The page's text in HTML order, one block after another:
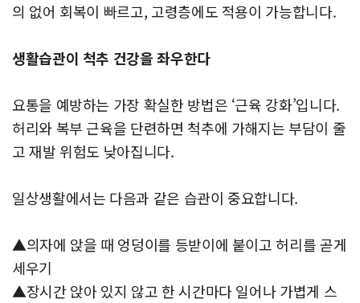
의 없어 회복이 빠르고, 고령층에도 적용이 가능합니다.
생활습관이 척추 건강을 좌우한다
요통을 예방하는 가장 확실한 방법은 ‘근육 강화’입니다.
허리와 복부 근육을 단련하면 척추에 가해지는 부담이 줄
고 재발 위험도 낮아집니다.
일상생활에서는 다음과 같은 습관이 중요합니다.
▲의자에 앉을 때 엉덩이를 등받이에 붙이고 허리를 곧게
세우기
▲장시간 앉아 있지 않고 한 시간마다 일어나 가볍게 스